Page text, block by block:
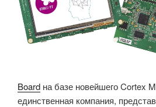
Board на базе новейшего Cortex
единственная компания,